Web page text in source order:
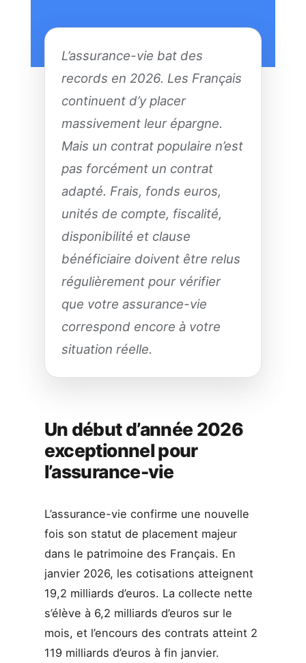
L’assurance-vie bat des
records en 2026. Les Français
continuent d’y placer
massivement leur épargne.
Mais un contrat populaire n’est
pas forcément un contrat
adapté. Frais, fonds euros,
unités de compte, fiscalité,
disponibilité et clause
bénéficiaire doivent être relus
régulièrement pour vérifier
que votre assurance-vie
correspond encore à votre
situation réelle.
Un début d’année 2026
exceptionnel pour
l’assurance-vie
L’assurance-vie confirme une nouvelle
fois son statut de placement majeur
dans le patrimoine des Français. En
janvier 2026, les cotisations atteignent
19,2 milliards d’euros. La collecte nette
s’élève à 6,2 milliards d’euros sur le
mois, et l’encours des contrats atteint 2
119 milliards d’euros à fin janvier.